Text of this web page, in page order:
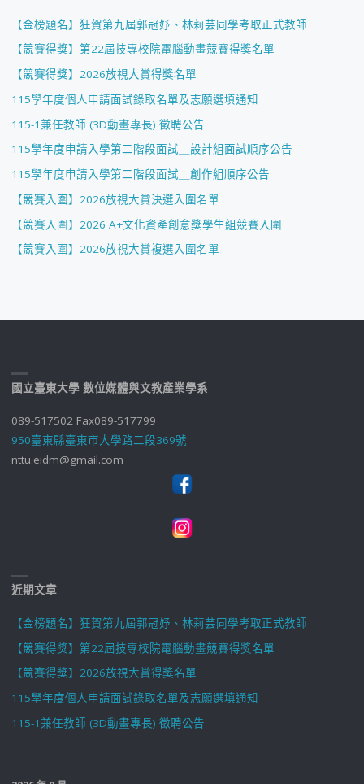
【金榜題名】狂賀第九屆郭冠妤、林莉芸同學考取正式教師
【競賽得獎】第22屆技專校院電腦動畫競賽得獎名單
【競賽得獎】2026放視大賞得獎名單
115學年度個人申請面試錄取名單及志願選填通知
115-1兼任教師 (3D動畫專長) 徵聘公告
115學年度申請入學第二階段面試＿設計組面試順序公告
115學年度申請入學第二階段面試＿創作組順序公告
【競賽入圍】2026放視大賞決選入圍名單
【競賽入圍】2026 A+文化資產創意獎學生組競賽入圍
【競賽入圍】2026放視大賞複選入圍名單
國立臺東大學 數位媒體與文教產業學系
089-517502 Fax089-517799
950臺東縣臺東市大學路二段369號
nttu.eidm@gmail.com
近期文章
【金榜題名】狂賀第九屆郭冠妤、林莉芸同學考取正式教師
【競賽得獎】第22屆技專校院電腦動畫競賽得獎名單
【競賽得獎】2026放視大賞得獎名單
115學年度個人申請面試錄取名單及志願選填通知
115-1兼任教師 (3D動畫專長) 徵聘公告